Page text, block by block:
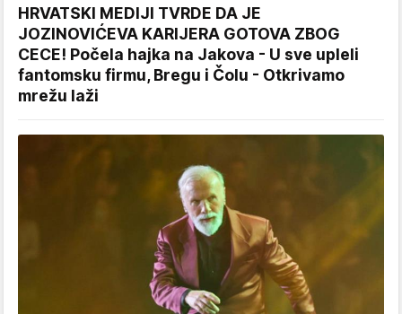
HRVATSKI MEDIJI TVRDE DA JE
JOZINOVIĆEVA KARIJERA GOTOVA ZBOG
CECE! Počela hajka na Jakova - U sve upleli
fantomsku firmu, Bregu i Čolu - Otkrivamo
mrežu laži